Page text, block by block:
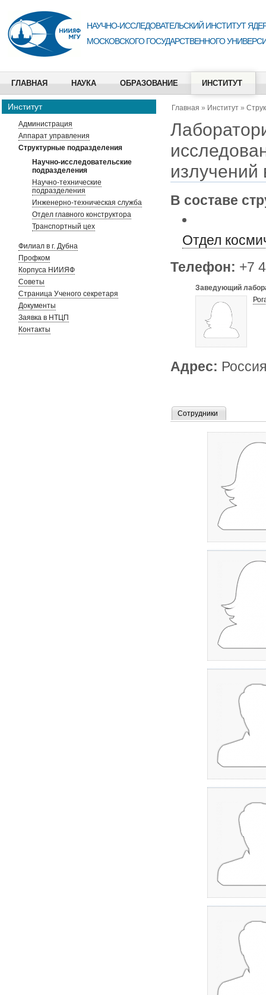
НАУЧНО-ИССЛЕДОВАТЕЛЬСКИЙ ИНСТИТУТ
МОСКОВСКОГО ГОСУДАРСТВЕННОГО
ГЛАВНАЯ НАУКА ОБРАЗОВАНИЕ ИНСТИТУТ
Институт
Администрация
Аппарат управления
Структурные подразделения
Научно-исследовательские
подразделения
Научно-технические
подразделения
Инженерно-техническая служба
Отдел главного конструктора
Транспортный цех
Филиал в г. Дубна
Профком
Корпуса НИИЯФ
Советы
Страница Ученого секретаря
Документы
Заявка в НТЦП
Контакты
Главная » Институт »
излучений
В составе
Отдел
Телефон: +7
Заведующий
Адрес:
Сотрудники